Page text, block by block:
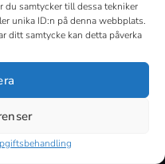
du samtycker till dessa tekniker
unika ID:n på denna webbplats.
ditt samtycke kan detta påverka